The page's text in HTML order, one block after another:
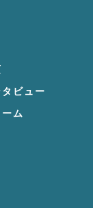
ビュー
ム